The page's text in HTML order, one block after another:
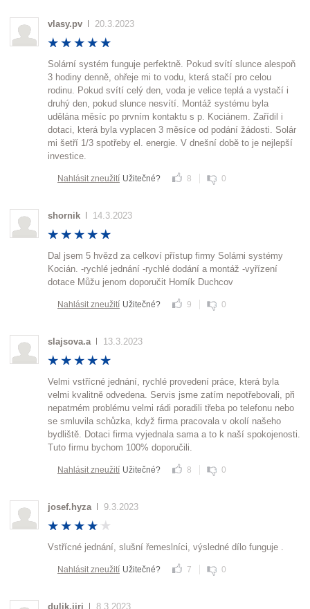
vlasy.pv 20.3.2023
Solární systém funguje perfektně. Pokud svítí slunce alespoň
3 hodiny denně, ohřeje mi to vodu, která stačí pro celou
rodinu. Pokud svítí celý den, voda je velice teplá a vystačí i
druhý den, pokud slunce nesvítí. Montáž systému byla
udělána měsíc po prvním kontaktu s p. Kociánem. Zařídil i
dotaci, která byla vyplacen 3 měsíce od podání žádosti. Solár
mi šetří 1/3 spotřeby el. energie. V dnešní době to je nejlepší
investice.
Nahlásit zneužití Užitečné? 8 0
shornik 14.3.2023
Dal jsem 5 hvězd za celkoví přístup firmy Solárni systémy
Kocián. -rychlé jednání -rychlé dodání a montáž -vyřízení
dotace Můžu jenom doporučit Horník Duchcov
Nahlásit zneužití Užitečné? 9 0
slajsova.a 13.3.2023
Velmi vstřícné jednání, rychlé provedení práce, která byla
velmi kvalitně odvedena. Servis jsme zatím nepotřebovali, při
nepatrném problému velmi rádi poradili třeba po telefonu nebo
se smluvila schůzka, když firma pracovala v okolí našeho
bydliště. Dotaci firma vyjednala sama a to k naší spokojenosti.
Tuto firmu bychom 100% doporučili.
Nahlásit zneužití Užitečné? 8 0
josef.hyza 9.3.2023
Vstřícné jednání, slušní řemeslníci, výsledné dílo funguje .
Nahlásit zneužití Užitečné? 7 0
dulik.jiri 8.3.2023